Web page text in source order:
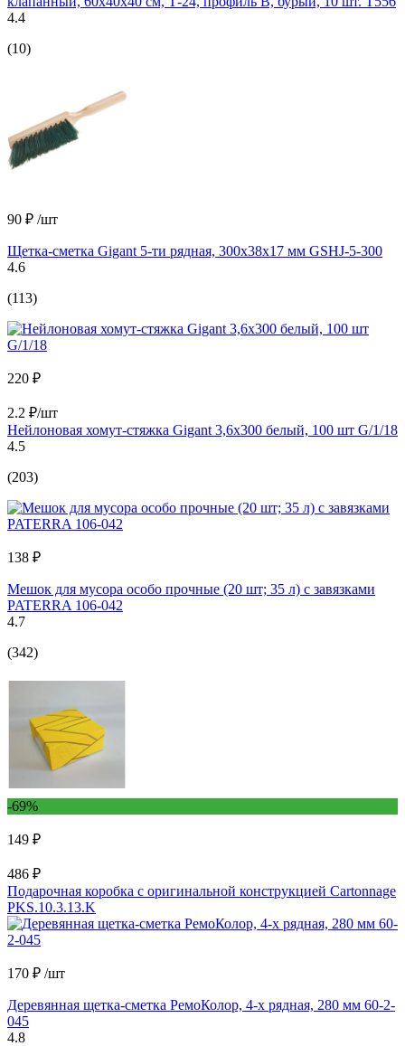
4.4
(10)
90 ₽ /шт
Щетка-сметка Gigant 5-ти рядная, 300х38х17 мм GSHJ-5-300
4.6
(113)
220 ₽
2.2 ₽/шт
Нейлоновая хомут-стяжка Gigant 3,6х300 белый, 100 шт G/1/18
4.5
(203)
138 ₽
Мешок для мусора особо прочные (20 шт; 35 л) с завязками
PATERRA 106-042
4.7
(342)
-69%
149 ₽
486 ₽
Подарочная коробка с оригинальной конструкцией Cartonnage
PKS.10.3.13.K
170 ₽ /шт
Деревянная щетка-сметка РемоКолор, 4-х рядная, 280 мм 60-2-
045
4.8